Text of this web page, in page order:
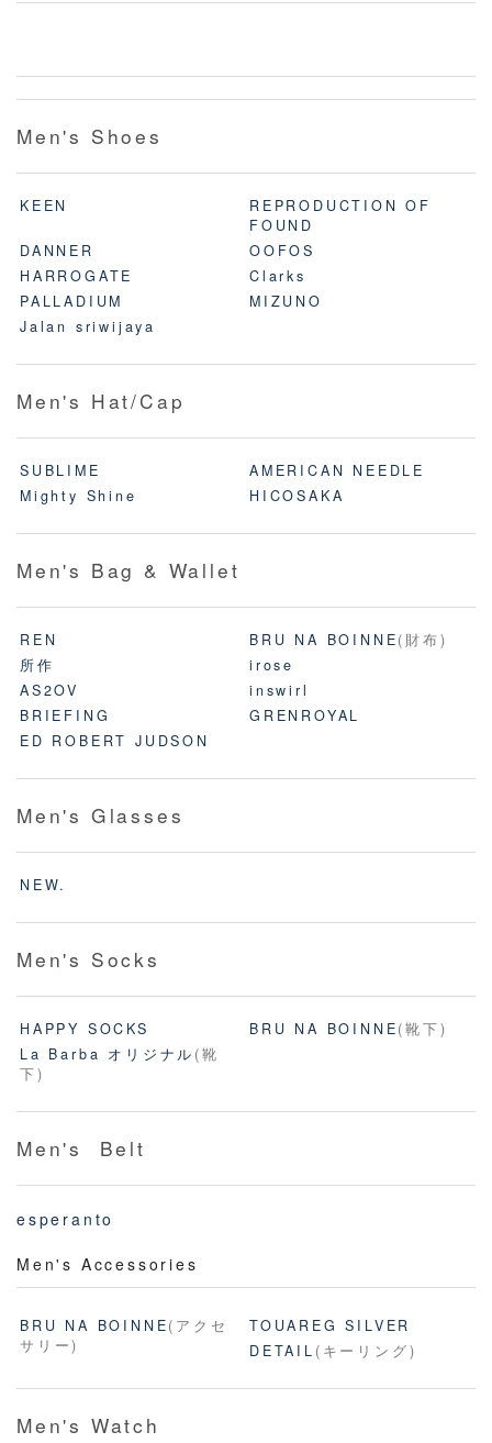
Men's Shoes
KEEN
REPRODUCTION OF
FOUND
DANNER
OOFOS
HARROGATE
Clarks
PALLADIUM
MIZUNO
Jalan sriwijaya
Men's Hat/Cap
SUBLIME
AMERICAN NEEDLE
Mighty Shine
HICOSAKA
Men's Bag & Wallet
REN BRU NA BOINNE(財布)
所作
irose
AS2OV
inswirl
BRIEFING
GRENROYAL
ED ROBERT JUDSON
Men's Glasses
NEW.
Men's Socks
HAPPY SOCKS BRU NA BOINNE(靴下)
La Barba オリジナル (靴
下)
Men's Belt
esperanto
Men's Accessories
BRU NA BOINNE(アクセ
サリー)
TOUAREG SILVER
DETAIL (キーリング)
Men's Watch